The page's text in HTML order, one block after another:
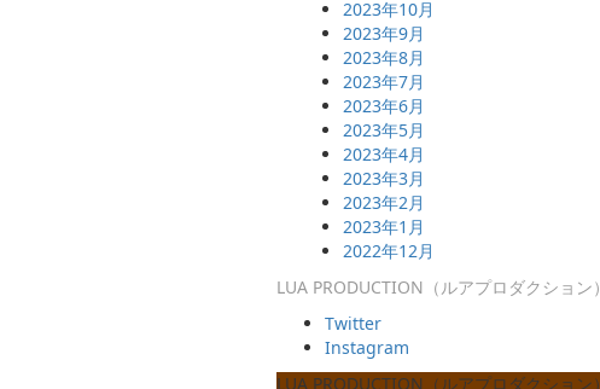
2023年10月
2023年9月
2023年8月
2023年7月
2023年6月
2023年5月
2023年4月
2023年3月
2023年2月
2023年1月
2022年12月
LUA PRODUCTION（ルアプロダクション）
Twitter
Instagram
LUA PRODUCTION（ルアプロダクション）